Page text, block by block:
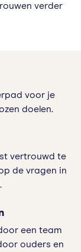
verder
voor je
doelen.
vertrouwd te
de vragen in
een team
ouders en